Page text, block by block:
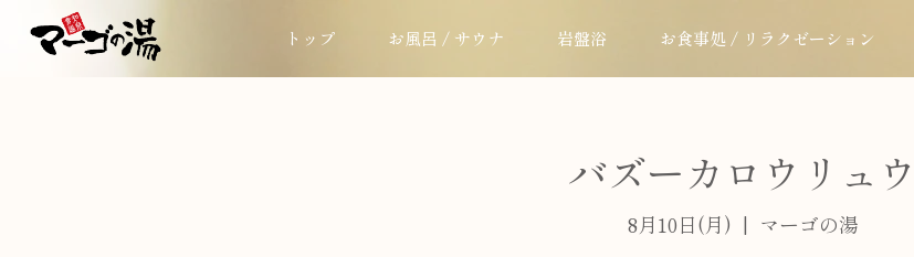
トップ お風呂 / サウナ 岩盤浴 お食事処 / リラクゼーション
バズーカロウリュウ
8月10日(月)
  |
マーゴの湯